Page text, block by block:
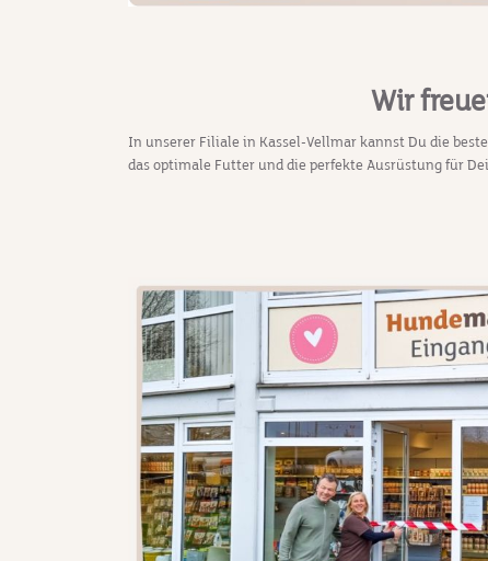
Wir
In unserer Filiale in Kassel-Vellmar kannst Du die
das optimale Futter und die perfekte Ausrüstung für